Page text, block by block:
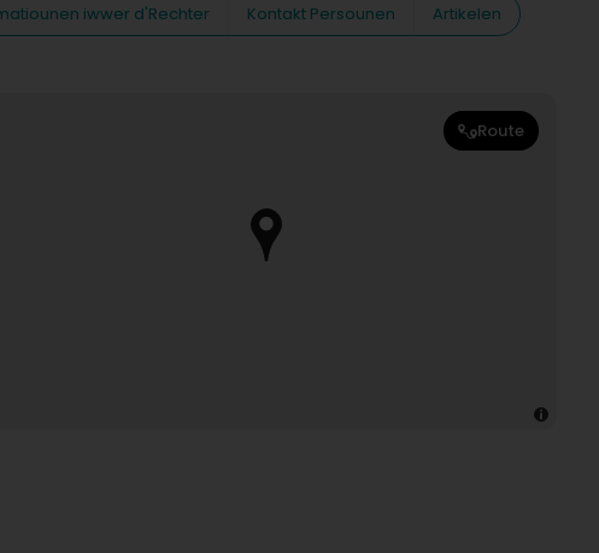
iwwer d'Rechter Kontakt Persounen Artikelen
Route